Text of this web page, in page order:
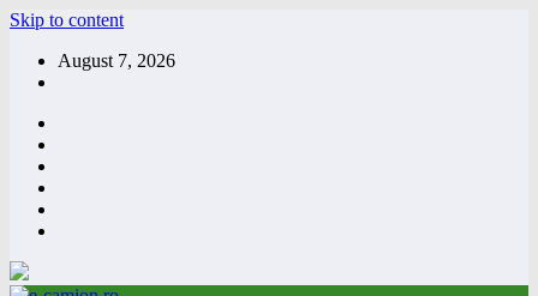
Skip to content
August 7, 2026